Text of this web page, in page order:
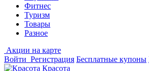
Фитнес
Туризм
Товары
Разное
Акции на карте
Войти Регистрация Бесплатные купоны
Красота